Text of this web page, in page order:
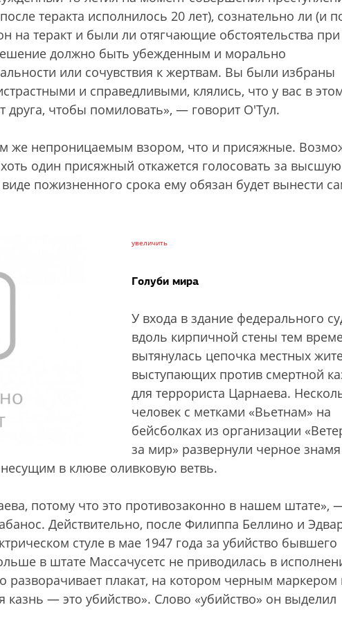
теракта исполнилось 20 лет), сознательно ли (и
на теракт и были ли отягчающие обстоятельства при
должно быть убежденным и морально
или сочувствия к жертвам. Вы были избраны
и справедливыми, клялись, что у вас в
друга, чтобы помиловать», — говорит О'Тул.
же непроницаемым взором, что и присяжные.
один присяжный откажется голосовать за высшую
пожизненного срока ему обязан будет вынести
увеличить
Голуби мира
У входа в здание федерального
вдоль кирпичной стены тем
вытянулась цепочка местных
выступающих против смертной
для террориста Царнаева.
человек с метками «Вьетнам» на
бейсболках из организации
за мир» развернули черное знамя
в клюве оливковую ветвь.
потому что это противозаконно в нашем штате»,
Действительно, после Филиппа Беллино и
стуле в мае 1947 года за убийство бывшего
в штате Массачусетс не приводилась в
разворачивает плакат, на котором черным маркером
казнь — это убийство». Слово «убийство» он выделил